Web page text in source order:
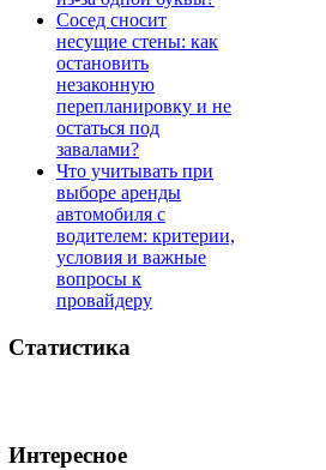
Сосед сносит
несущие стены: как
остановить
незаконную
перепланировку и не
остаться под
завалами?
Что учитывать при
выборе аренды
автомобиля с
водителем: критерии,
условия и важные
вопросы к
провайдеру
Статистика
Интересное